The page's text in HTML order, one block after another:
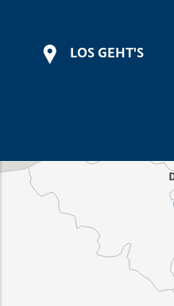
LOS GEHT'S